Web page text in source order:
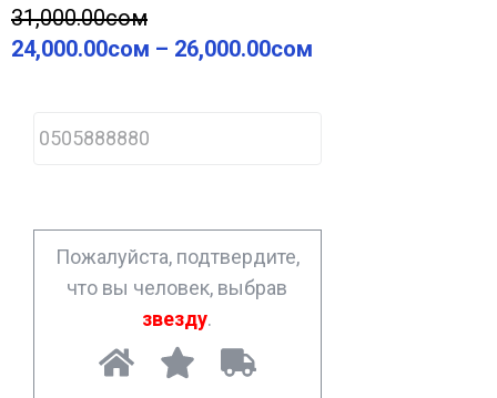
31,000.00сом
24,000.00сом – 26,000.00сом
h
o
*
Пожалуйста, подтвердите,
что вы человек, выбрав
звезду.